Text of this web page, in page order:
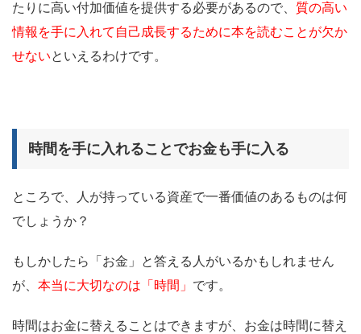
たりに高い付加価値を提供する必要があるので、 質の高い
情報を手に入れて自己成長するために本を読むことが欠か
せないといえるわけです。
時間を手に入れることでお金も手に入る
ところで、人が持っている資産で一番価値のあるものは何
でしょうか？
もしかしたら「お金」と答える人がいるかもしれません
が、 本当に大切なのは「時間」 です。
時間はお金に替えることはできますが、お金は時間に替え